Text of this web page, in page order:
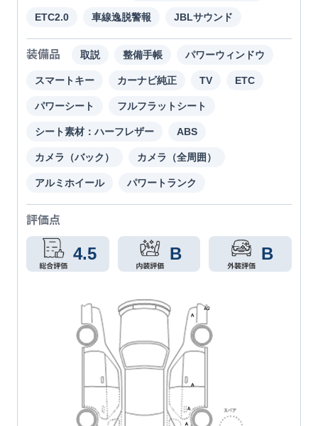
ETC2.0 車線逸脱警報 JBLサウンド
装備品 取説 整備手帳 パワーウィンドウ
スマートキー カーナビ純正 TV ETC
パワーシート フルフラットシート
シート素材：ハーフレザー ABS
カメラ（バック） カメラ（全周囲）
アルミホイール パワートランク
評価点
4.5 B B